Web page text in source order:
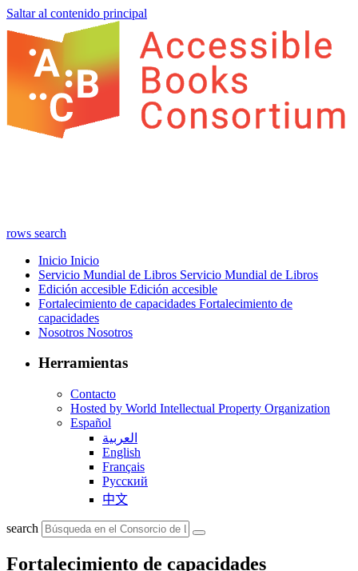
Saltar al contenido principal
rows search
Inicio Inicio
Servicio Mundial de Libros Servicio Mundial de Libros
Edición accesible Edición accesible
Fortalecimiento de capacidades Fortalecimiento de
capacidades
Nosotros Nosotros
Herramientas
Contacto
Hosted by World Intellectual Property Organization
Español
العربية
English
Français
Русский
中文
search
Fortalecimiento de capacidades